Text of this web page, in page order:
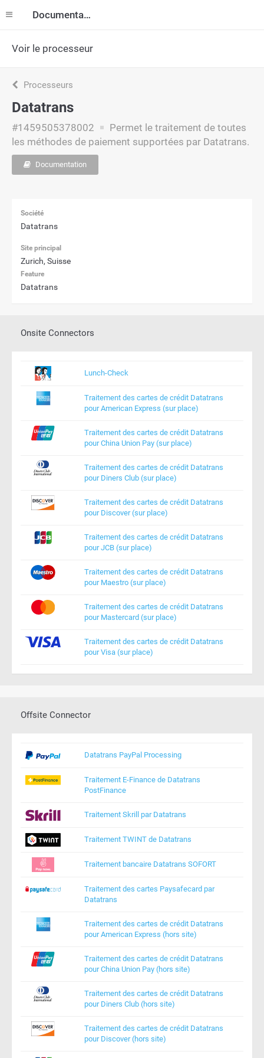
Documentation
Voir le processeur
Processeurs
Datatrans
#1459505378002
Permet le traitement de toutes
les méthodes de paiement supportées par Datatrans.
Documentation
Société
Datatrans
Site principal
Zurich, Suisse
Feature
Datatrans
Onsite Connectors
Lunch-Check
Traitement des cartes de crédit Datatrans
pour American Express (sur place)
Traitement des cartes de crédit Datatrans
pour China Union Pay (sur place)
Traitement des cartes de crédit Datatrans
pour Diners Club (sur place)
Traitement des cartes de crédit Datatrans
pour Discover (sur place)
Traitement des cartes de crédit Datatrans
pour JCB (sur place)
Traitement des cartes de crédit Datatrans
pour Maestro (sur place)
Traitement des cartes de crédit Datatrans
pour Mastercard (sur place)
Traitement des cartes de crédit Datatrans
pour Visa (sur place)
Offsite Connector
Datatrans PayPal Processing
Traitement E-Finance de Datatrans
PostFinance
Traitement Skrill par Datatrans
Traitement TWINT de Datatrans
Traitement bancaire Datatrans SOFORT
Traitement des cartes Paysafecard par
Datatrans
Traitement des cartes de crédit Datatrans
pour American Express (hors site)
Traitement des cartes de crédit Datatrans
pour China Union Pay (hors site)
Traitement des cartes de crédit Datatrans
pour Diners Club (hors site)
Traitement des cartes de crédit Datatrans
pour Discover (hors site)